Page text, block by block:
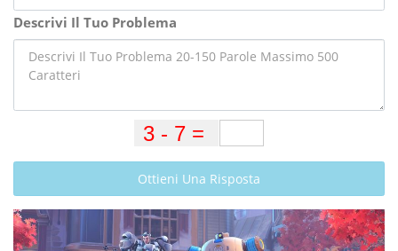
Descrivi Il Tuo Problema
Ottieni Una Risposta